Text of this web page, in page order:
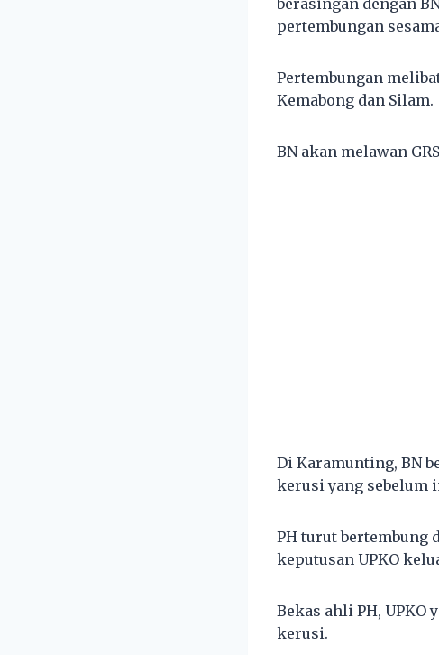
berasingan dengan
pertembungan
Pertembungan
Kemabong dan Silam.
BN akan melawan
Di Karamunting, BN
kerusi yang sebelum
PH turut bertembung
keputusan UPKO
Bekas ahli PH, UPKO
kerusi.